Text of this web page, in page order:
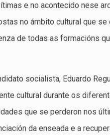
e no acontecido nese
no ámbito cultural que
de todas as formacións
socialista, Eduardo
cultural durante os
que se perderon nos
da enseada e a